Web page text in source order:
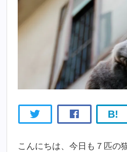
B!
こんにちは、今日も７匹の